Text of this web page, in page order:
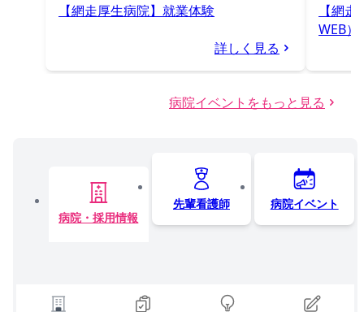
【網走厚生病院】就業体験
詳しく見る
【網
WEB）
病院イベントをもっと見る
病院・採用情報
先輩看護師 病院イベント